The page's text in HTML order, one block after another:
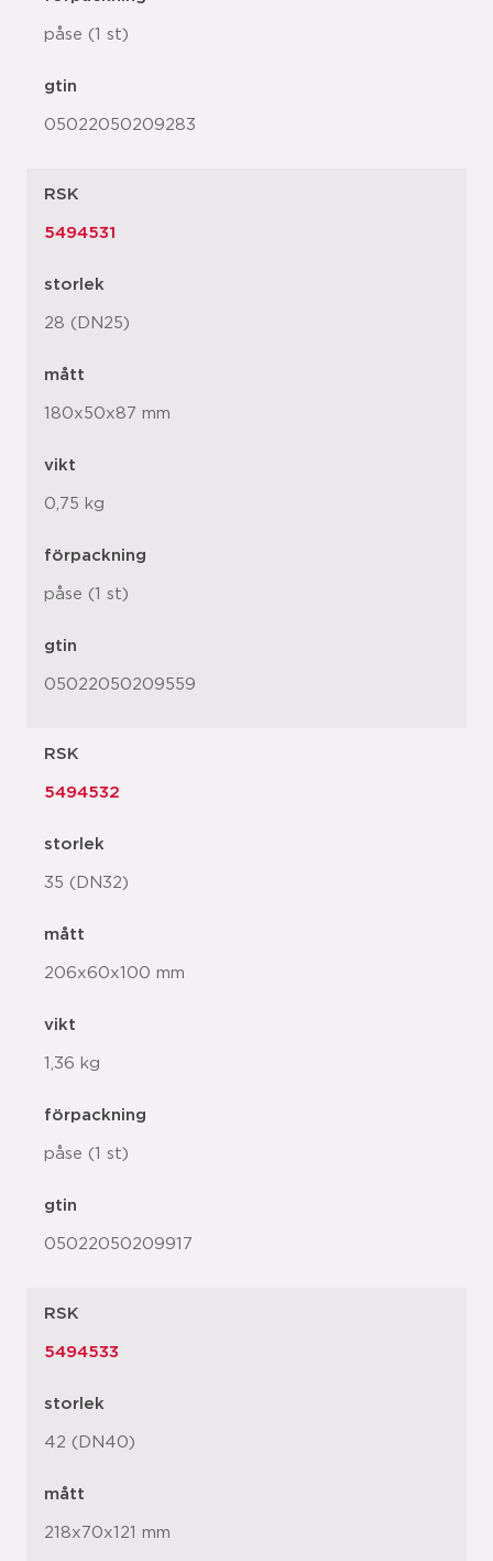
påse (1 st)
gtin
05022050209283
RSK
5494531
storlek
28 (DN25)
mått
180x50x87 mm
vikt
0,75 kg
förpackning
påse (1 st)
gtin
05022050209559
RSK
5494532
storlek
35 (DN32)
mått
206x60x100 mm
vikt
1,36 kg
förpackning
påse (1 st)
gtin
05022050209917
RSK
5494533
storlek
42 (DN40)
mått
218x70x121 mm